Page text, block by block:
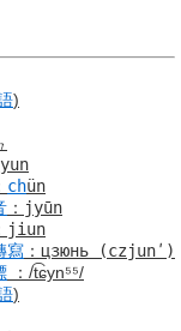
)
chün
： jyūn
jiun
寫 ： цзюнь
(czjunʹ)
： /t͡ɕyn⁵⁵/
)